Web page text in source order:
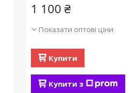
1 100 ₴
Показати оптові ціни
Купити
Купити з